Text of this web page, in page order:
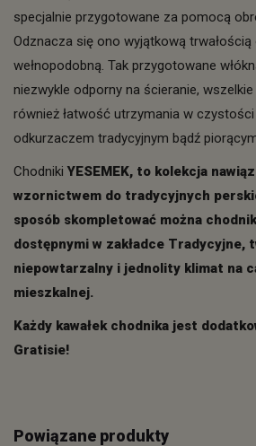
specjalnie przygotowane za pomocą
Odznacza się ono wyjątkową
wełnopodobną. Tak przygotowane
niezwykle odporny na ścieranie, wszelkie
również łatwość utrzymania w
odkurzaczem tradycyjnym bądź
Chodniki YESEMEK, to kolekcja
wzornictwem do tradycyjnych
sposób skompletować można
dostępnymi w zakładce Tradycyjne,
niepowtarzalny i jednolity klimat na
mieszkalnej.
Każdy kawałek chodnika jest
Gratisie!
Powiązane produkty